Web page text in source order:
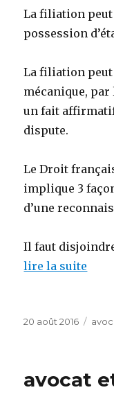
La filiation peut
possession
La filiation peut
mécanique, par
un fait
dispute.
Le Droit
implique 3
d’une
Il faut
lire la suite
Publié
20 août 2016
avocat